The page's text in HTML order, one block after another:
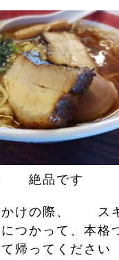
絶品です
かけの際、 ス
につかって、本
帰ってください